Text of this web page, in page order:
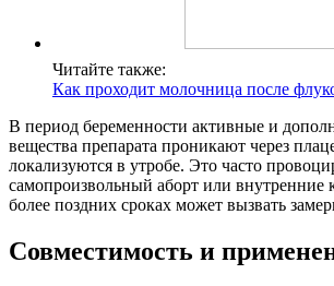
Читайте также:
Как проходит молочница после
В период беременности активные и
вещества препарата проникают через
локализуются в утробе. Это часто
самопроизвольный аборт или внутренние
более поздних сроках может вызвать
Совместимость и